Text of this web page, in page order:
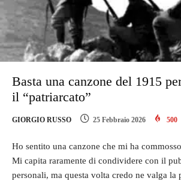
Basta una canzone del 1915
il “patriarcato”
GIORGIO RUSSO 25 Febbraio 2026 500
Ho sentito una canzone che mi ha
Mi capita raramente di condividere con il
personali, ma questa volta credo ne valga la